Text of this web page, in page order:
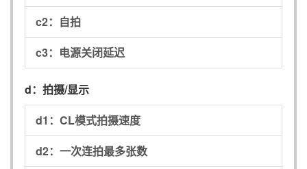
c2： 自拍
c3： 电源关闭延迟
d： 拍摄/显示
d1： CL模式拍摄速度
d2： 一次连拍最多张数